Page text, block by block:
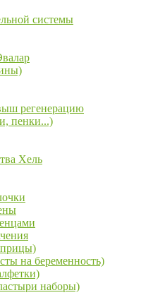
системы
регенерацию
пенки...)
Хель
на беременность)
наборы)